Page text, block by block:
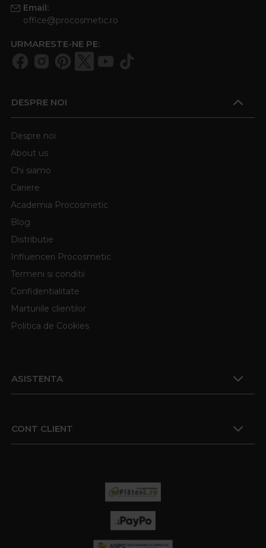
Email:
office@procosmetic.ro
URMARESTE-NE PE:
DESPRE NOI
Despre noi
About us
Chi siamo
Cariere
Academia Procosmetic
Blog
Distributie
Influenceri Procosmetic
Termeni si conditii
Confidentialitate
Marturiile clientilor
Politica de Cookies
ASISTENTA
CONT CLIENT